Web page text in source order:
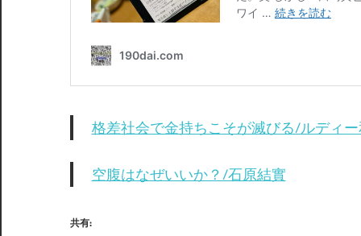
格差社会で金持ちこそが滅びる/ルディ
空腹はなぜいいか？/石原結實
共有: